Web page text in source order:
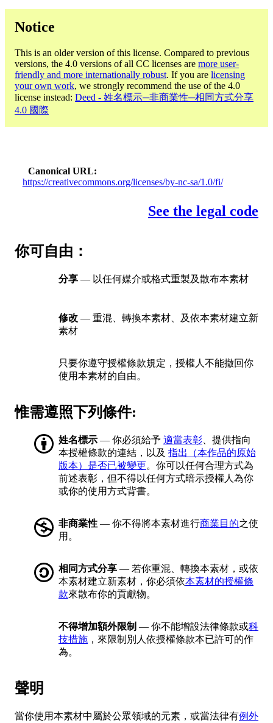
Notice
This is an older version of this license. Compared to previous
versions, the 4.0 versions of all CC licenses are more user-
friendly and more internationally robust. If you are licensing
your own work, we strongly recommend the use of the 4.0
license instead: Deed - 姓名標示─非商業性─相同方式分享
4.0 國際
Canonical URL
https://creativecommons.org/licenses/by-nc-sa/1.0/fi/
See the legal code
你可自由：
分享 — 以任何媒介或格式重製及散布本素材
修改 — 重混、轉換本素材、及依本素材建立新
素材
只要你遵守授權條款規定，授權人不能撤回你
使用本素材的自由。
惟需遵照下列條件:
姓名標示 — 你必須給予 適當表彰 、提供指向
本授權條款的連結，以及 指出（本作品的原始
版本）是否已被變更。你可以任何合理方式為
前述表彰，但不得以任何方式暗示授權人為你
或你的使用方式背書。
非商業性 — 你不得將本素材進行商業目的之使
用。
相同方式分享 — 若你重混、轉換本素材，或依
本素材建立新素材，你必須依本素材的授權條
款來散布你的貢獻物。
不得增加額外限制 — 你不能增設法律條款或科
技措施 ，來限制別人依授權條款本已許可的作
為。
聲明
當你使用本素材中屬於公眾領域的元素，或當法律有例外